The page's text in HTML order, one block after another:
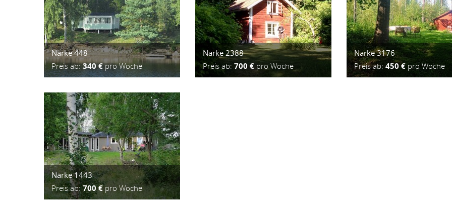
Närke 448
Preis ab:340 €pro Woche
Närke 2388
Preis ab: 700 € pro Woche
Närke 3176
Preis ab: 450 €pro Woche
Närke 1443
Preis ab:700 €pro Woche